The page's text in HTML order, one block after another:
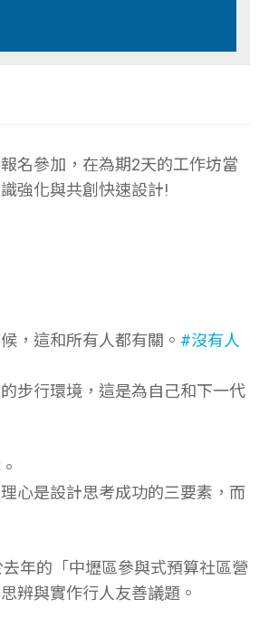
名參加，在為期2天的⼯作坊當
強化與共創快速設計!
，這和所有人都有關。 #沒有人
步⾏環境，這是為⾃己和下⼀代
心是設計思考成功的三要素，而
年的「中壢區參與式預算社區營
辨與實作⾏⼈友善議題。